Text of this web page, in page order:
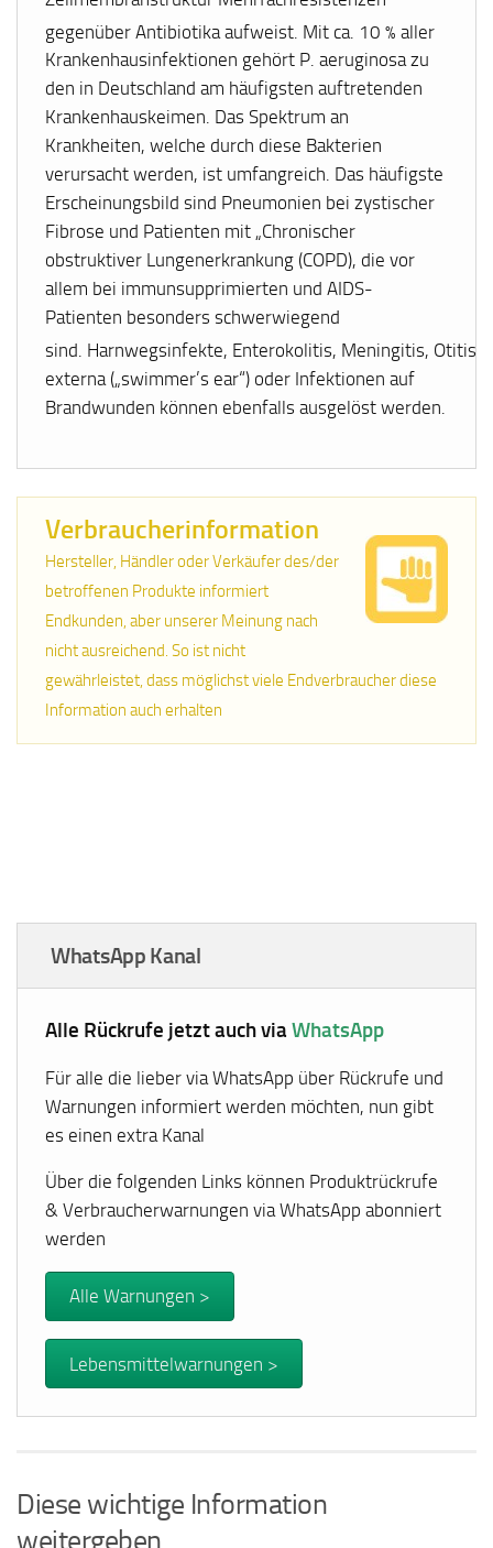
gegenüber Antibiotika aufweist. Mit ca. 10 % aller
Krankenhausinfektionen gehört P. aeruginosazu
den in Deutschland am häufigsten auftretenden
Krankenhauskeimen. Das Spektrum an
Krankheiten, welche durch diese Bakterien
verursacht werden, ist umfangreich. Das häufigste
Erscheinungsbild sind Pneumonien bei zystischer
Fibrose und Patienten mit „Chronischer
obstruktiver Lungenerkrankung (COPD), die vor
allem bei immunsupprimierten und AIDS-
Patienten besonders schwerwiegend
sind . Harnwegsinfekte, Enterokolitis, Meningitis, Otitis
externa („swimmer’s ear“) oder Infektionen auf
Brandwunden können ebenfalls ausgelöst werden.
Verbraucherinformation
Hersteller, Händler oder Verkäufer des/der
betroffenen Produkte informiert
Endkunden, aber unserer Meinung nach
nicht ausreichend. So ist nicht
gewährleistet, dass möglichst viele Endverbraucher diese
Information auch erhalten
WhatsApp Kanal
Alle Rückrufe jetzt auch viaWhatsApp
Für alle die lieber via WhatsApp über Rückrufe und
Warnungen informiert werden möchten, nun gibt
es einen extra Kanal
Über die folgenden Links können Produktrückrufe
& Verbraucherwarnungen via WhatsApp abonniert
werden
Alle Warnungen >
Lebensmittelwarnungen >
Diese wichtige Information
weitergeben